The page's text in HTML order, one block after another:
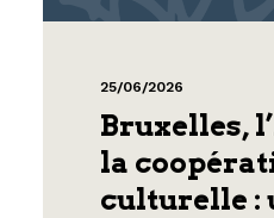
25/06/2026
Bruxelles,
la
culturelle :